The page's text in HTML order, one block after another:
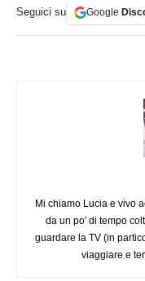
Seguici su Google
Mi chiamo Lucia e vivo
da un po' di tempo
guardare la TV (in
viaggiare e